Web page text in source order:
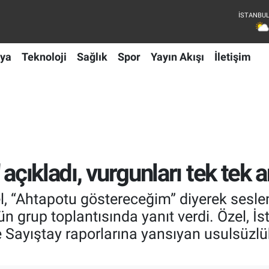
Teknoloji Sağlık Spor Yayın Akışı İletişim
vurgunları tek tek
“Ahtapotu göstereceğim” diyerek
grup toplantısında yanıt verdi. Özel,
raporlarına yansıyan